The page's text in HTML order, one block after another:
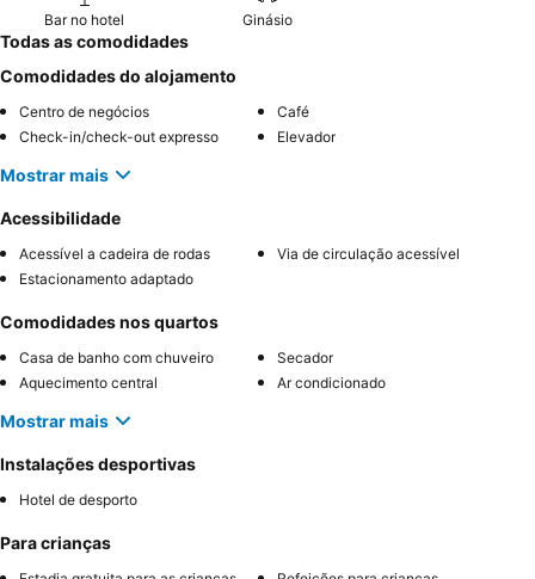
Bar no hotel Ginásio
Todas as comodidades
Comodidades do alojamento
Centro de negócios
Café
Check-in/check-out expresso
Elevador
Mostrar mais
Acessibilidade
Acessível a cadeira de rodas
Via de circulação acessível
Estacionamento adaptado
Comodidades nos quartos
Casa de banho com chuveiro
Secador
Aquecimento central
Ar condicionado
Mostrar mais
Instalações desportivas
Hotel de desporto
Para crianças